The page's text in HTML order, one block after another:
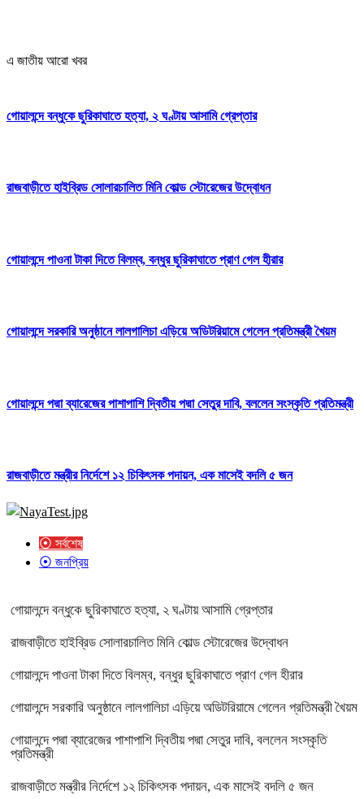
এ জাতীয় আরো খবর
গোয়ালন্দে বন্ধুকে ছুরিকাঘাতে হত্যা, ২ ঘণ্টায় আসামি গ্রেপ্তার
রাজবাড়ীতে হাইব্রিড সোলারচালিত মিনি কোল্ড স্টোরেজের উদ্বোধন
গোয়ালন্দে পাওনা টাকা দিতে বিলম্ব, বন্ধুর ছুরিকাঘাতে প্রাণ গেল হীরার
গোয়ালন্দে সরকারি অনুষ্ঠানে লালগালিচা এড়িয়ে অডিটরিয়ামে গেলেন প্রতিমন্ত্রী খৈয়ম
গোয়ালন্দে পদ্মা ব্যারেজের পাশাপাশি দ্বিতীয় পদ্মা সেতুর দাবি, বললেন সংস্কৃতি প্রতিমন্ত্রী
রাজবাড়ীতে মন্ত্রীর নির্দেশে ১২ চিকিৎসক পদায়ন, এক মাসেই বদলি ৫ জন
⦿ সর্বশেষ
⦿ জনপ্রিয়
গোয়ালন্দে বন্ধুকে ছুরিকাঘাতে হত্যা, ২ ঘণ্টায় আসামি গ্রেপ্তার
রাজবাড়ীতে হাইব্রিড সোলারচালিত মিনি কোল্ড স্টোরেজের উদ্বোধন
গোয়ালন্দে পাওনা টাকা দিতে বিলম্ব, বন্ধুর ছুরিকাঘাতে প্রাণ গেল হীরার
গোয়ালন্দে সরকারি অনুষ্ঠানে লালগালিচা এড়িয়ে অডিটরিয়ামে গেলেন প্রতিমন্ত্রী খৈয়ম
গোয়ালন্দে পদ্মা ব্যারেজের পাশাপাশি দ্বিতীয় পদ্মা সেতুর দাবি, বললেন সংস্কৃতি
প্রতিমন্ত্রী
রাজবাড়ীতে মন্ত্রীর নির্দেশে ১২ চিকিৎসক পদায়ন, এক মাসেই বদলি ৫ জন